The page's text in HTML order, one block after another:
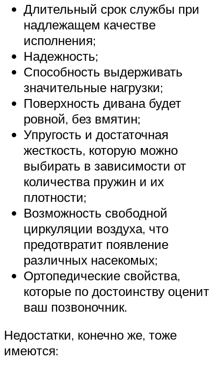
Длительный срок службы при
надлежащем качестве
исполнения;
Надежность;
Способность выдерживать
значительные нагрузки;
Поверхность дивана будет
ровной, без вмятин;
Упругость и достаточная
жесткость, которую можно
выбирать в зависимости от
количества пружин и их
плотности;
Возможность свободной
циркуляции воздуха, что
предотвратит появление
различных насекомых;
Ортопедические свойства,
которые по достоинству оценит
ваш позвоночник.
Недостатки, конечно же, тоже
имеются: